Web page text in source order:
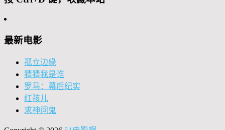
最新电影
孤立边缘
猜猜我是谁
罗马：幕后纪实
红孩儿
求神问鬼